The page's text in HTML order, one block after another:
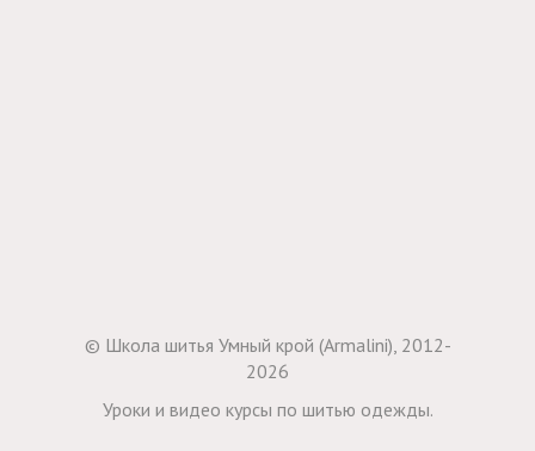
© Школа шитья Умный крой (Armalini), 2012-
2026
Уроки и видео курсы по шитью одежды.